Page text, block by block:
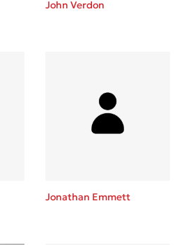
John Verdon
Jonathan Emmett